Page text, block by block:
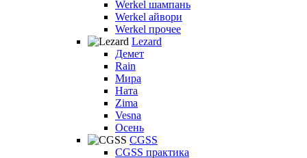
Werkel шампань
Werkel айвори
Werkel прочее
Lezard
Демет
Rain
Мира
Ната
Zima
Vesna
Осень
CGSS
CGSS практика